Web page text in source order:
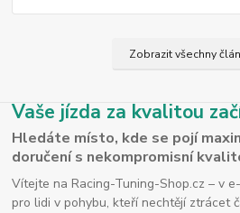
Zobrazit všechny
Vaše jízda za kvalitou
Hledáte místo, kde se pojí
doručení s nekompromisní
Vítejte na Racing-Tuning-Shop.cz – v
pro lidi v pohybu, kteří nechtějí ztrácet